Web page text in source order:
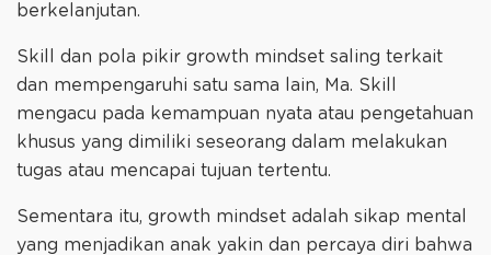
berkelanjutan.
Skill dan pola pikir growth mindset saling terkait
dan mempengaruhi satu sama lain, Ma. Skill
mengacu pada kemampuan nyata atau pengetahuan
khusus yang dimiliki seseorang dalam melakukan
tugas atau mencapai tujuan tertentu.
Sementara itu, growth mindset adalah sikap mental
yang menjadikan anak yakin dan percaya diri bahwa